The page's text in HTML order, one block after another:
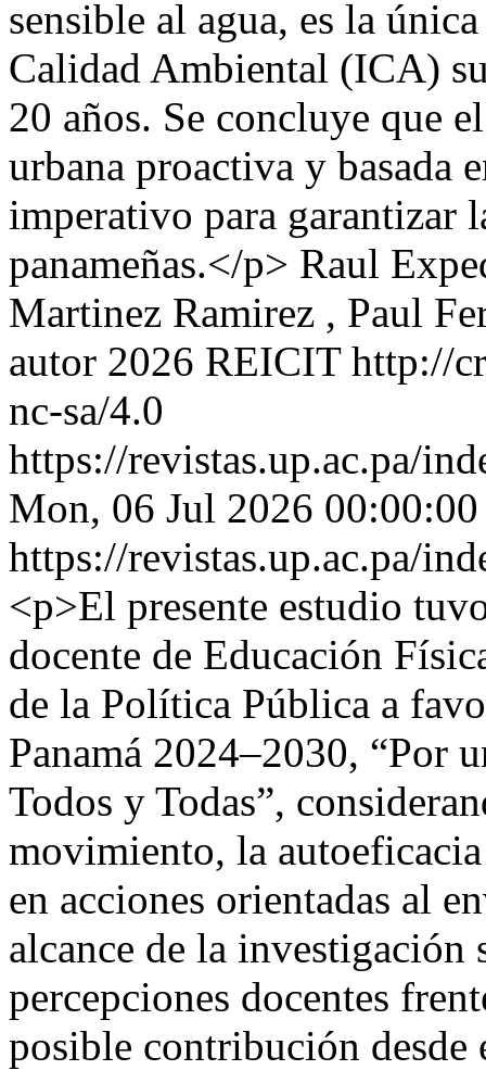
sensible al agua, es la
Calidad Ambiental (ICA)
20 años. Se concluye que
urbana proactiva y basada
imperativo para garantizar
panameñas.</p> Raul
Martinez Ramirez , Paul
autor 2026 REICIT http://
nc-sa/4.0
https://revistas.up.ac.pa/
Mon, 06 Jul 2026
https://revistas.up.ac.pa/
<p>El presente estudio
docente de Educación
de la Política Pública a
Panamá 2024–2030, “Por
Todos y Todas”,
movimiento, la
en acciones orientadas al
alcance de la investigación
percepciones docentes
posible contribución